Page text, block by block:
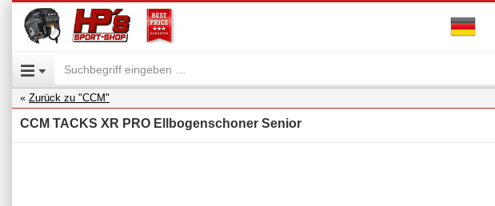
Zurück zu "CCM"
CCM TACKS XR PRO Ellbogenschoner Senior